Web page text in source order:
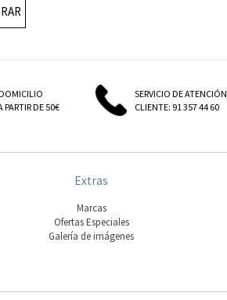
PARTIR DE 50€
SERVICIO DE
CLIENTE: 91 357 44 60
Extras
Marcas
Ofertas Especiales
Galería de imágenes